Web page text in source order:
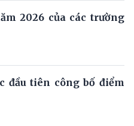
2026 của các trường
đầu tiên công bố điểm